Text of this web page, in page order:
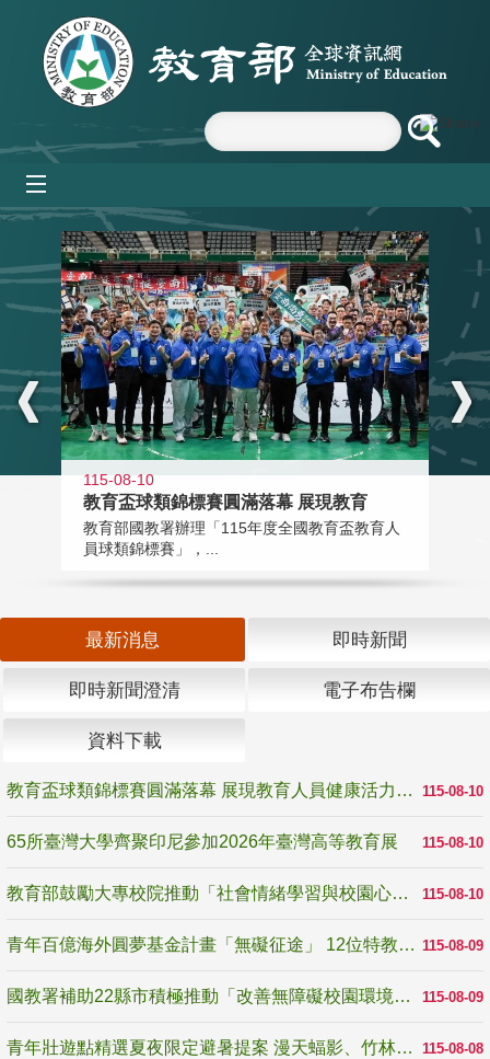
跳到主要內容區塊
:::
115-08-10
教育盃球類錦標賽圓滿落幕 展現教育
教育部國教署辦理「115年度全國教育盃教育人
員球類錦標賽」，...
最新消息 即時新聞
即時新聞澄清 電子布告欄
資料下載
115-08-10
教育盃球類錦標賽圓滿落幕 展現教育人員健康活力與團隊精神
115-08-10
65所臺灣大學齊聚印尼參加2026年臺灣高等教育展
115-08-10
教育部鼓勵大專校院推動「社會情緒學習與校園心理健康促進計畫」 培育校園「心」韌性
115-08-09
青年百億海外圓夢基金計畫「無礙征途」 12位特教與弱勢青年勇闖西班牙 跨越感官限制見證生命蛻變
115-08-09
國教署補助22縣市積極推動「改善無障礙校園環境計畫」 打造友善、安全、無礙學習空間
115-08-08
青年壯遊點精選夏夜限定避暑提案 漫天蝠影、竹林尋蛙、茶香夜觀 邀青年暮色出發